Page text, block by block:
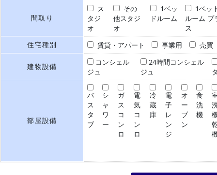
間取り
ス
タジ
オ
その
他スタジ
オ
1ベッ
ドルーム
1ベッ
ルーム プ
ス
住宅種別
賃貸・アパート 事業用 売買
建物設備
コンシェル
ジュ
24時間コンシェル
ジュ
部屋設備
バ
ス
タ
ブ
シ
ャ
ワ
ー
ガ
ス
コ
ン
ロ
電
気
コ
ン
ロ
冷
蔵
庫
電
子
レ
ン
ジ
オ
ー
ブ
ン
食
洗
機